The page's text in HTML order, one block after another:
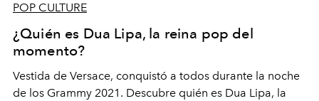
POP CULTURE
¿Quién es Dua Lipa, la reina pop del
momento?
Vestida de Versace, conquistó a todos durante la noche
de los Grammy 2021. Descubre quién es Dua Lipa, la